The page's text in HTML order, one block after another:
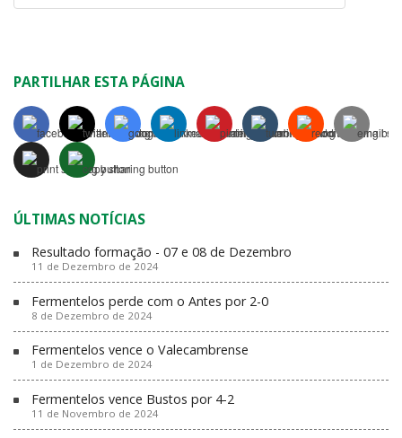
PARTILHAR ESTA PÁGINA
ÚLTIMAS NOTÍCIAS
Resultado formação - 07 e 08 de Dezembro
11 de Dezembro de 2024
Fermentelos perde com o Antes por 2-0
8 de Dezembro de 2024
Fermentelos vence o Valecambrense
1 de Dezembro de 2024
Fermentelos vence Bustos por 4-2
11 de Novembro de 2024